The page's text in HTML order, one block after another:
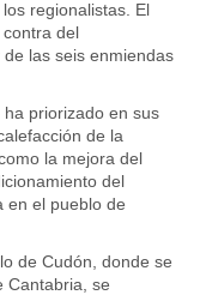
regionalistas. El
del
las seis enmiendas
priorizado en sus
de la
la mejora del
del
en el pueblo de
de Cudón, donde se
Cantabria, se